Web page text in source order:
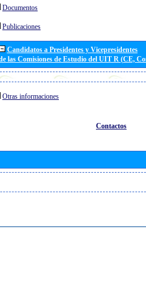
Documentos
Publicaciones
Candidatos a Presidentes y Vicepresidentes
las Comisiones de Estudio del UIT R (CE,
Otras informaciones
Contactos